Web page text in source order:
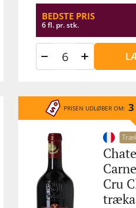
BEDSTE PRIS
6 fl. pr. stk.
PRISEN UDLØBER OM: 3
Cru